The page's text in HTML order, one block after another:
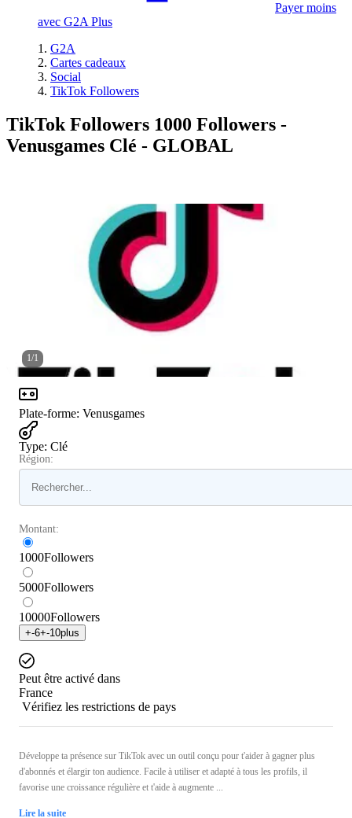
Payer moins
avec G2A Plus
G2A
Cartes cadeaux
Social
TikTok Followers
TikTok Followers 1000 Followers -
Venusgames Clé - GLOBAL
1/1
Plate-forme: Venusgames
Type: Clé
Région:
Montant:
1000Followers
5000Followers
10000Followers
+-6+-10plus
Peut être activé dans
France
Vérifiez les restrictions de pays
Développe ta présence sur TikTok avec un outil conçu pour t'aider à gagner plus
d'abonnés et élargir ton audience. Facile à utiliser et adapté à tous les profils, il
favorise une croissance régulière et t'aide à augmente ...
Lire la suite